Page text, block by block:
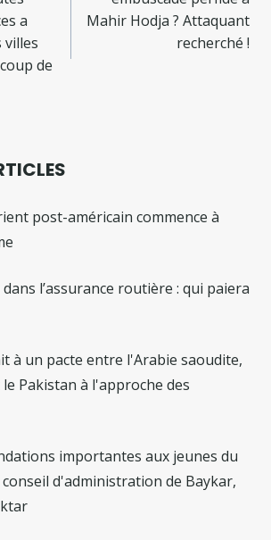
a
villes
de
Mahir Hodja ? Attaquant
recherché !
post-américain commence à
l’assurance routière : qui paiera
à un pacte entre l'Arabie saoudite,
Pakistan à l'approche des
importantes aux jeunes du
d'administration de Baykar,